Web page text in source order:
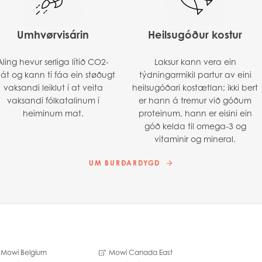
Umhvørvisárin
hevur serliga lítið CO2-
og kann tí fáa ein støðugt
vaksandi leiklut í at veita
vaksandi fólkatalinum í
heiminum mat.
Heilsugóður kostur
Laksur kann vera ein
týdningarmikil partur av eini
heilsugóðari kostætlan; ikki bert
er hann á tremur við góðum
proteinum, hann er eisini ein
góð kelda til omega-3 og
vitaminir og mineral.
UM BURÐARDYGD
Mowi Belgium
Mowi Canada East